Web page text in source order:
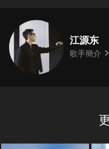
江源东
歌手簡介